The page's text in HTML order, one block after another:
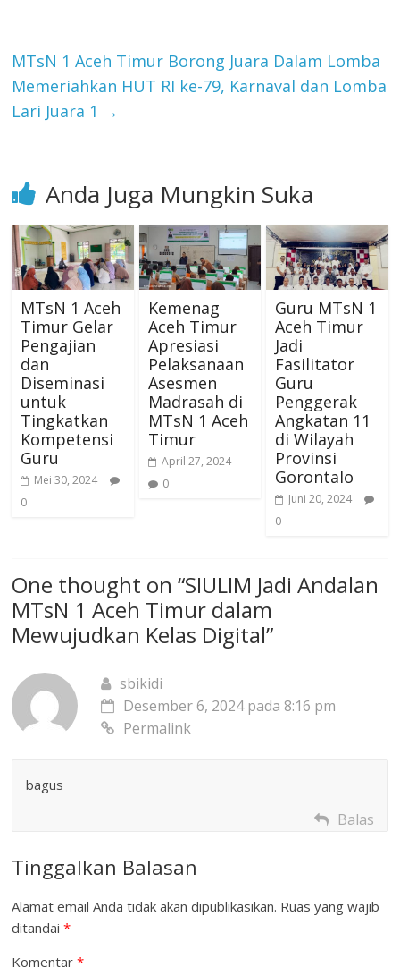
MTsN 1 Aceh Timur Borong Juara Dalam Lomba
Memeriahkan HUT RI ke-79, Karnaval dan Lomba
Lari Juara 1 →
Anda Juga Mungkin Suka
MTsN 1 Aceh
Timur Gelar
Pengajian
dan
Diseminasi
untuk
Tingkatkan
Kompetensi
Guru
Mei 30, 2024
0
Kemenag
Aceh Timur
Apresiasi
Pelaksanaan
Asesmen
Madrasah di
MTsN 1 Aceh
Timur
April 27, 2024
0
Guru MTsN 1
Aceh Timur
Jadi
Fasilitator
Guru
Penggerak
Angkatan 11
di Wilayah
Provinsi
Gorontalo
Juni 20, 2024
0
One thought on “SIULIM Jadi Andalan
MTsN 1 Aceh Timur dalam
Mewujudkan Kelas Digital”
sbikidi
Desember 6, 2024 pada 8:16 pm
Permalink
bagus
Balas
Tinggalkan Balasan
Alamat email Anda tidak akan dipublikasikan. Ruas yang wajib
ditandai*
Komentar*